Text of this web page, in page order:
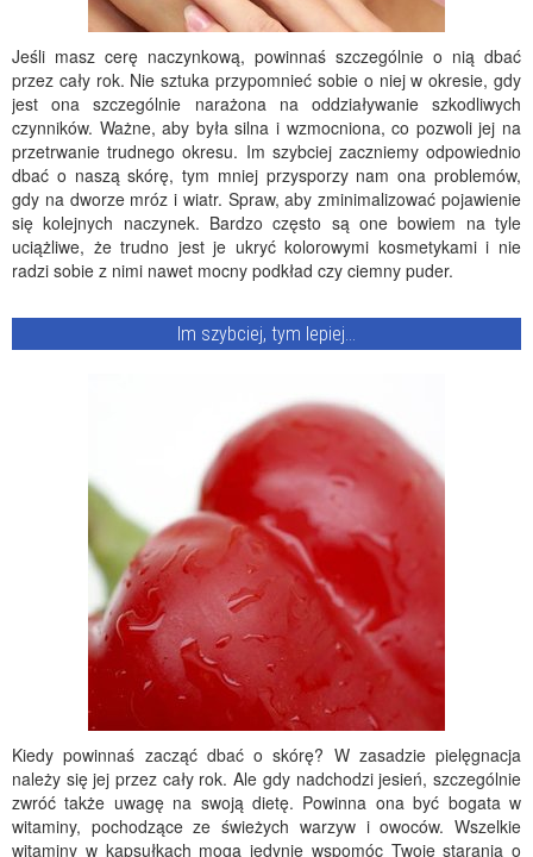
Jeśli masz cerę naczynkową, powinnaś szczególnie o nią dbać
przez cały rok. Nie sztuka przypomnieć sobie o niej w okresie, gdy
jest ona szczególnie narażona na oddziaływanie szkodliwych
czynników. Ważne, aby była silna i wzmocniona, co pozwoli jej na
przetrwanie trudnego okresu. Im szybciej zaczniemy odpowiednio
dbać o naszą skórę, tym mniej przysporzy nam ona problemów,
gdy na dworze mróz i wiatr. Spraw, aby zminimalizować pojawienie
się kolejnych naczynek. Bardzo często są one bowiem na tyle
uciążliwe, że trudno jest je ukryć kolorowymi kosmetykami i nie
radzi sobie z nimi nawet mocny podkład czy ciemny puder.
Im szybciej, tym lepiej…
Kiedy powinnaś zacząć dbać o skórę? W zasadzie pielęgnacja
należy się jej przez cały rok. Ale gdy nadchodzi jesień, szczególnie
zwróć także uwagę na swoją dietę. Powinna ona być bogata w
witaminy, pochodzące ze świeżych warzyw i owoców. Wszelkie
witaminy w kapsułkach mogą jedynie wspomóc Twoje starania o